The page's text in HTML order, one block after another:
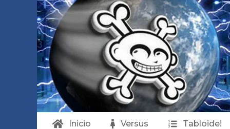
Inicio Versus Tabloide!